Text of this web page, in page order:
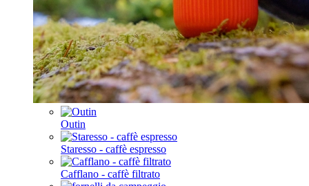
Outin
Staresso - caffè espresso
Cafflano - caffè filtrato